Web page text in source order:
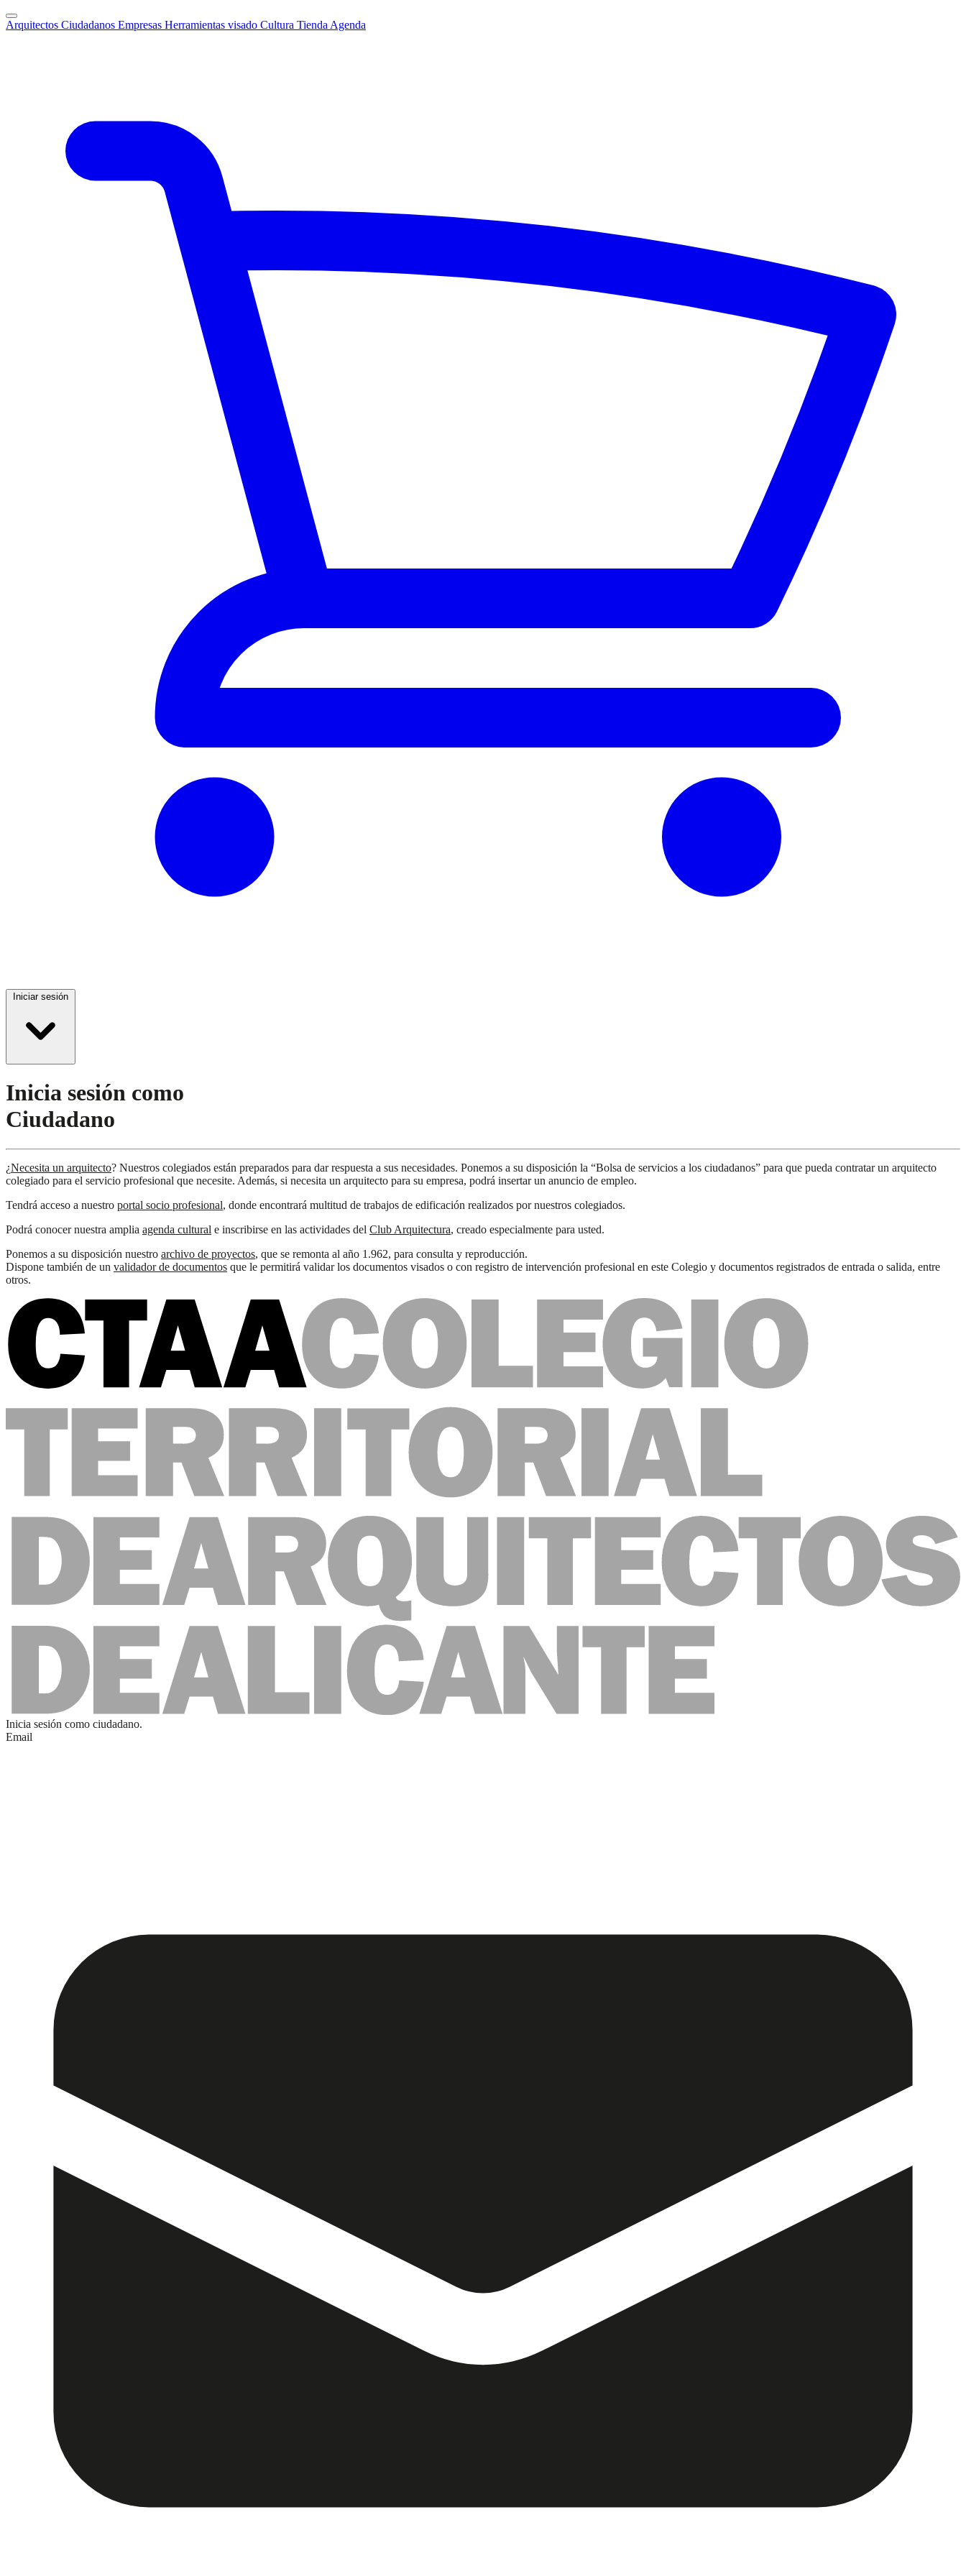
Arquitectos Ciudadanos Empresas Herramientas visado Cultura Tienda Agenda
Iniciar sesión
Inicia sesión como
Ciudadano
¿Necesita un arquitecto? Nuestros colegiados están preparados para dar respuesta a sus necesidades. Ponemos a su disposición la “Bolsa de servicios a los ciudadanos” para que pueda contratar un arquitecto
colegiado para el servicio profesional que necesite. Además, si necesita un arquitecto para su empresa, podrá insertar un anuncio de empleo.
Tendrá acceso a nuestro portal socio profesional, donde encontrará multitud de trabajos de edificación realizados por nuestros colegiados.
Podrá conocer nuestra amplia agenda cultural e inscribirse en las actividades del Club Arquitectura, creado especialmente para usted.
Ponemos a su disposición nuestro archivo de proyectos, que se remonta al año 1.962, para consulta y reproducción.
Dispone también de un validador de documentos que le permitirá validar los documentos visados o con registro de intervención profesional en este Colegio y documentos registrados de entrada o salida, entre
otros.
Inicia sesión como ciudadano.
Email